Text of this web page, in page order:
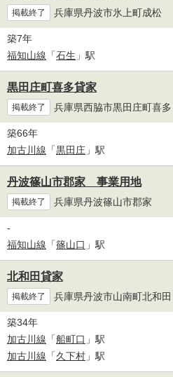
掲載終了 兵庫県丹波市氷上町成松
築7年
福知山線 「石生 」駅
黒田庄町喜多貸家
掲載終了 兵庫県西脇市黒田庄町喜多
築66年
加古川線 「黒田庄 」駅
丹波篠山市郡家 事業用地
掲載終了 兵庫県丹波篠山市郡家
-
福知山線 「篠山口 」駅
北和田貸家
掲載終了 兵庫県丹波市山南町北和田
築34年
加古川線 「船町口 」駅
加古川線 「久下村 」駅